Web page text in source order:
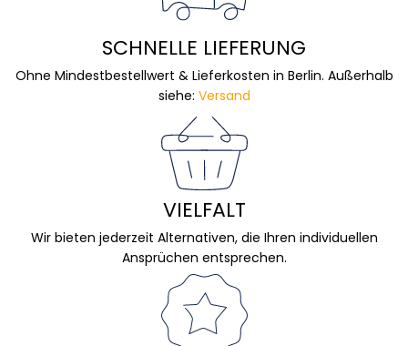
SCHNELLE LIEFERUNG
Ohne Mindestbestellwert & Lieferkosten in Berlin. Außerhalb
siehe: Versand
VIELFALT
Wir bieten jederzeit Alternativen, die Ihren individuellen
Ansprüchen entsprechen.